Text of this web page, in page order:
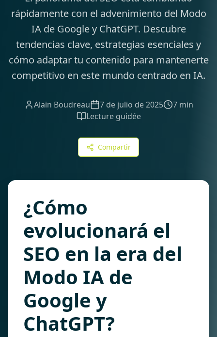
rápidamente con el advenimiento del Modo
IA de Google y ChatGPT. Descubre
tendencias clave, estrategias esenciales y
cómo adaptar tu contenido para mantenerte
competitivo en este mundo centrado en IA.
Alain Boudreau 7 de julio de 2025
7 min
Lecture guidée
Compartir
¿Cómo
evolucionará el
SEO en la era del
Modo IA de
Google y
ChatGPT?